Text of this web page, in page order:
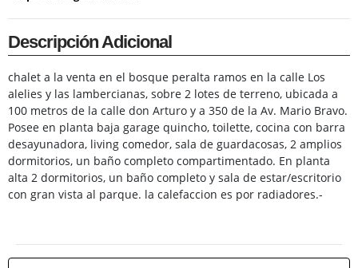
Descripción Adicional
chalet a la venta en el bosque peralta ramos en la calle Los
alelies y las lambercianas, sobre 2 lotes de terreno, ubicada a
100 metros de la calle don Arturo y a 350 de la Av. Mario Bravo.
Posee en planta baja garage quincho, toilette, cocina con barra
desayunadora, living comedor, sala de guardacosas, 2 amplios
dormitorios, un baño completo compartimentado. En planta
alta 2 dormitorios, un baño completo y sala de estar/escritorio
con gran vista al parque. la calefaccion es por radiadores.-